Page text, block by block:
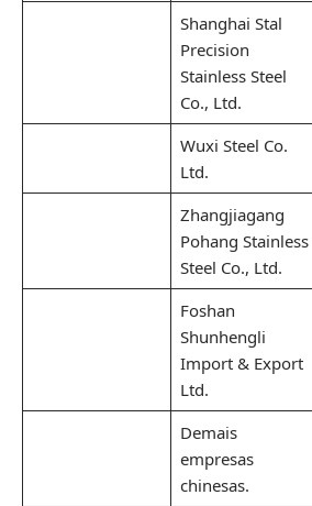
Shanghai Stal
Precision
Stainless Steel
Co., Ltd.
Wuxi Steel Co.
Ltd.
Zhangjiagang
Pohang Stainless
Steel Co., Ltd.
Foshan
Shunhengli
Import & Export
Ltd.
Demais
empresas
chinesas.